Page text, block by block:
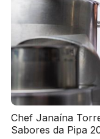
Chef Janaína
Sabores da Pipa